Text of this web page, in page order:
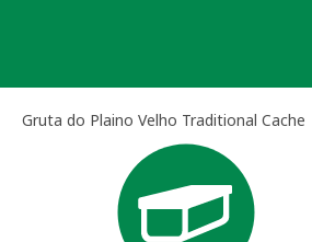
Gruta do Plaino Velho Traditional Cache